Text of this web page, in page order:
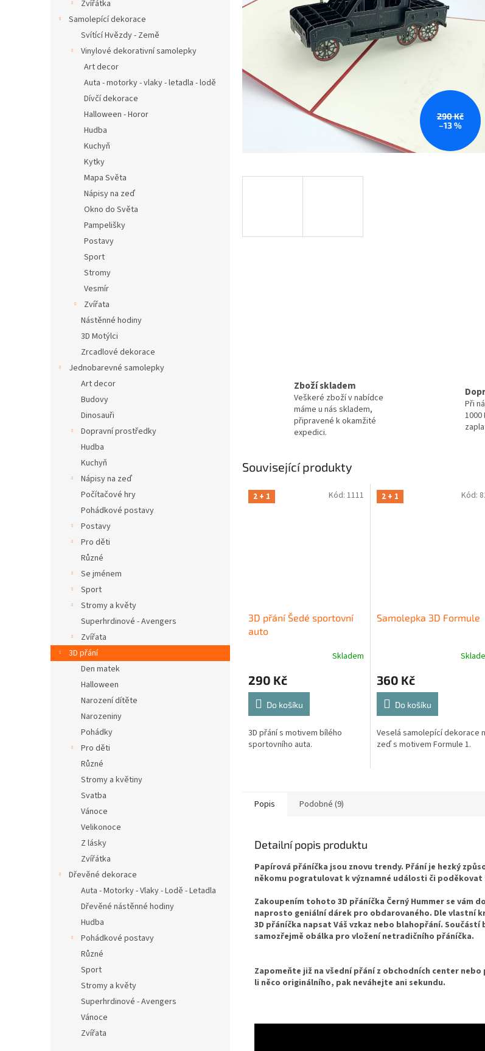
Zvířátka
Samolepící dekorace
Svítící Hvězdy - Země
Vinylové dekorativní samolepky
Art decor
Auta - motorky - vlaky - letadla - lodě
Dívčí dekorace
Halloween - Horor
Hudba
Kuchyň
Kytky
Mapa Světa
Nápisy na zeď
Okno do Světa
Pampelišky
Postavy
Sport
Stromy
Vesmír
Zvířata
Nástěnné hodiny
3D Motýlci
Zrcadlové dekorace
Jednobarevné samolepky
Art decor
Budovy
Dinosauři
Dopravní prostředky
Hudba
Kuchyň
Nápisy na zeď
Počítačové hry
Pohádkové postavy
Postavy
Pro děti
Různé
Se jménem
Sport
Stromy a květy
Superhrdinové - Avengers
Zvířata
3D přání
Den matek
Halloween
Narození dítěte
Narozeniny
Pohádky
Pro děti
Různé
Stromy a květiny
Svatba
Vánoce
Velikonoce
Z lásky
Zvířátka
Dřevěné dekorace
Auta - Motorky - Vlaky - Lodě - Letadla
Dřevěné nástěnné hodiny
Hudba
Pohádkové postavy
Různé
Sport
Stromy a květy
Superhrdinové - Avengers
Vánoce
Zvířata
290 Kč
–13 %
Zboží skladem
Veškeré zboží v nabídce
máme u nás skladem,
připravené k okamžité
expedici.
Při
1000
Související produkty
2 + 1
3D přání Šedé sportovní
auto
Skladem
290 Kč
Do košíku
3D přání s motivem bílého
sportovního auta.
Kód: 1111 2 + 1
Samolepka 3D Formule
360 Kč
Do košíku
Veselá samolepící dekorace
zeď s motivem Formule 1.
Kód:
Popis Podobné (9)
Detailní popis produktu
Papírová přáníčka jsou znovu trendy. Přání je hezký
někomu pogratulovat k významné události či poděkovat
Zakoupením tohoto 3D přáníčka Černý Hummer se vám
naprosto geniální dárek pro obdarovaného. Dle vlastní
3D přáníčka napsat Váš vzkaz nebo blahopřání. Součástí
samozřejmě obálka pro vložení netradičního přáníčka.
Zapomeňte již na všední přání z obchodních center
li něco originálního, pak neváhejte ani sekundu.